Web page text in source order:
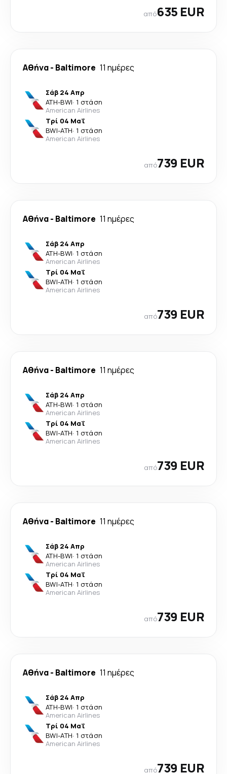
από635 EUR
Αθήνα- Baltimore 11 ημέρες
Σάβ 24 Απρ
ATH-BWI· 1 στάση
American Airlines
Τρί 04 Μαΐ
BWI-ATH· 1 στάση
American Airlines
από739 EUR
Αθήνα- Baltimore 11 ημέρες
Σάβ 24 Απρ
ATH-BWI· 1 στάση
American Airlines
Τρί 04 Μαΐ
BWI-ATH· 1 στάση
American Airlines
από739 EUR
Αθήνα- Baltimore 11 ημέρες
Σάβ 24 Απρ
ATH-BWI· 1 στάση
American Airlines
Τρί 04 Μαΐ
BWI-ATH· 1 στάση
American Airlines
από739 EUR
Αθήνα- Baltimore 11 ημέρες
Σάβ 24 Απρ
ATH-BWI· 1 στάση
American Airlines
Τρί 04 Μαΐ
BWI-ATH· 1 στάση
American Airlines
από739 EUR
Αθήνα- Baltimore 11 ημέρες
Σάβ 24 Απρ
ATH-BWI· 1 στάση
American Airlines
Τρί 04 Μαΐ
BWI-ATH· 1 στάση
American Airlines
από739 EUR